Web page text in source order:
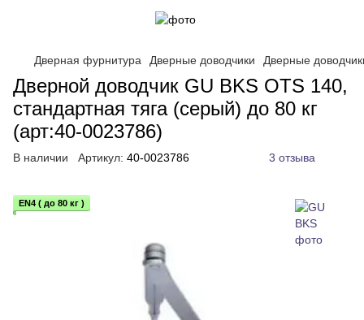
Дверная фурнитура Дверные доводчики Дверные
Дверной доводчик GU BKS OTS 140,
стандартная тяга (серый) до 80 кг
(арт:40-0023786)
В наличии Артикул: 40-0023786 3 отзыва
EN4 ( до 80 кг )